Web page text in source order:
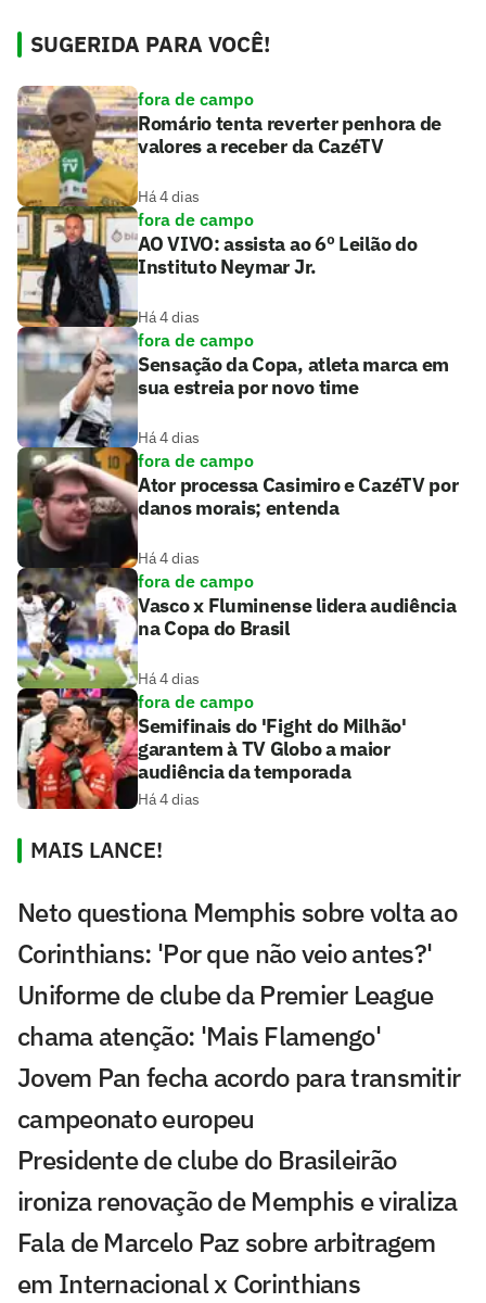
SUGERIDA PARA VOCÊ!
fora de campo
Romário tenta reverter penhora de
valores a receber da CazéTV
Há 4 dias
fora de campo
AO VIVO: assista ao 6º Leilão do
Instituto Neymar Jr.
Há 4 dias
fora de campo
Sensação da Copa, atleta marca em
sua estreia por novo time
Há 4 dias
fora de campo
Ator processa Casimiro e CazéTV por
danos morais; entenda
Há 4 dias
fora de campo
Vasco x Fluminense lidera audiência
na Copa do Brasil
Há 4 dias
fora de campo
Semifinais do 'Fight do Milhão'
garantem à TV Globo a maior
audiência da temporada
Há 4 dias
MAIS LANCE!
Neto questiona Memphis sobre volta ao
Corinthians: 'Por que não veio antes?'
Uniforme de clube da Premier League
chama atenção: 'Mais Flamengo'
Jovem Pan fecha acordo para transmitir
campeonato europeu
Presidente de clube do Brasileirão
ironiza renovação de Memphis e viraliza
Fala de Marcelo Paz sobre arbitragem
em Internacional x Corinthians